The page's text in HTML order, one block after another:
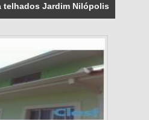
telhados Jardim Nilópolis